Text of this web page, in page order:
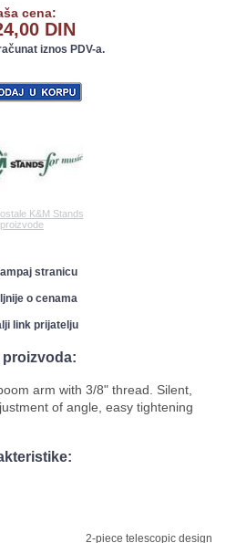
cena:
DIN
iznos PDV-a.
K&M Stands
proizvode
stranicu
o cenama
link prijatelju
proizvoda:
arm with 3/8" thread. Silent,
of angle, easy tightening
2-piece telescopic design